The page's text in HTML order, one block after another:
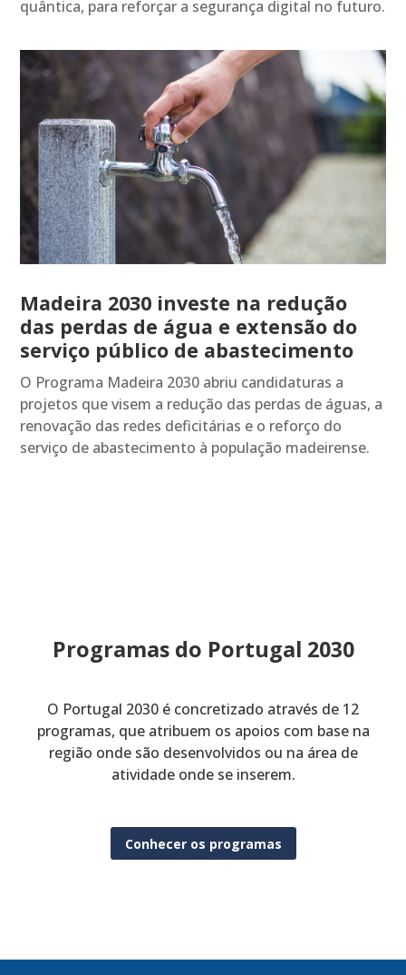
quântica, para reforçar a segurança digital no futuro.
Madeira 2030 investe na redução
das perdas de água e extensão do
serviço público de abastecimento
O Programa Madeira 2030 abriu candidaturas a
projetos que visem a redução das perdas de águas, a
renovação das redes deficitárias e o reforço do
serviço de abastecimento à população madeirense.
Programas do Portugal 2030
O Portugal 2030 é concretizado através de 12
programas, que atribuem os apoios com base na
região onde são desenvolvidos ou na área de
atividade onde se inserem.
Conhecer os programas